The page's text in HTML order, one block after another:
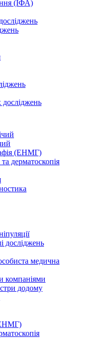
(ІФА)
досліджень
(ЕНМГ)
дерматоскопія
досліджень
медична
компаніями
додому